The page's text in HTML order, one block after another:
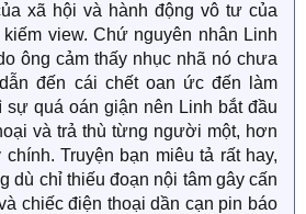
xã hội và hành động vô tư của
view. Chứ nguyên nhân Linh
ông cảm thấy nhục nhã nó chưa
đến cái chết oan ức đến làm
sự quá oán giận nên Linh bắt đầu
và trả thù từng người một, hơn
chính. Truyện bạn miêu tả rất hay,
dù chỉ thiếu đoạn nội tâm gây cấn
chiếc điện thoại dần cạn pin báo